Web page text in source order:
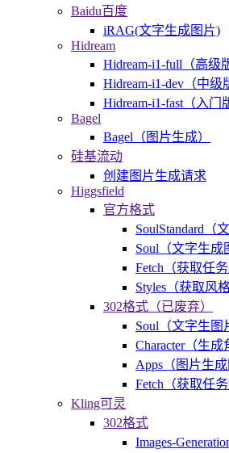
Baidu百度
iRAG(文字生成图片)
Hidream
Hidream-i1-full（高级
Hidream-i1-dev（中级
Hidream-i1-fast（入门
Bagel
Bagel（图片生成）
硅基流动
创建图片生成请求
Higgsfield
官方格式
SoulStandard（
Soul（文字生成
Fetch（获取任务
Styles（获取风
302格式（已废弃）
Soul（文字生图
Character（生成
Apps（图片生成
Fetch（获取任务
Kling可灵
302格式
Images-